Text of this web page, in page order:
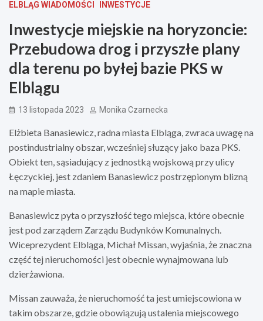
ELBLĄG WIADOMOŚCI INWESTYCJE
Inwestycje miejskie na horyzoncie:
Przebudowa drog i przyszłe plany
dla terenu po byłej bazie PKS w
Elblągu
13 listopada 2023 Monika Czarnecka
Elżbieta Banasiewicz, radna miasta Elbląga, zwraca uwagę na
postindustrialny obszar, wcześniej słuzący jako baza PKS.
Obiekt ten, sąsiadujący z jednostką wojskową przy ulicy
Łęczyckiej, jest zdaniem Banasiewicz postrzępionym blizną
na mapie miasta.
Banasiewicz pyta o przyszłość tego miejsca, które obecnie
jest pod zarządem Zarządu Budynków Komunalnych.
Wiceprezydent Elbląga, Michał Missan, wyjaśnia, że znaczna
część tej nieruchomości jest obecnie wynajmowana lub
dzierżawiona.
Missan zauważa, że nieruchomość ta jest umiejscowiona w
takim obszarze, gdzie obowiązują ustalenia miejscowego